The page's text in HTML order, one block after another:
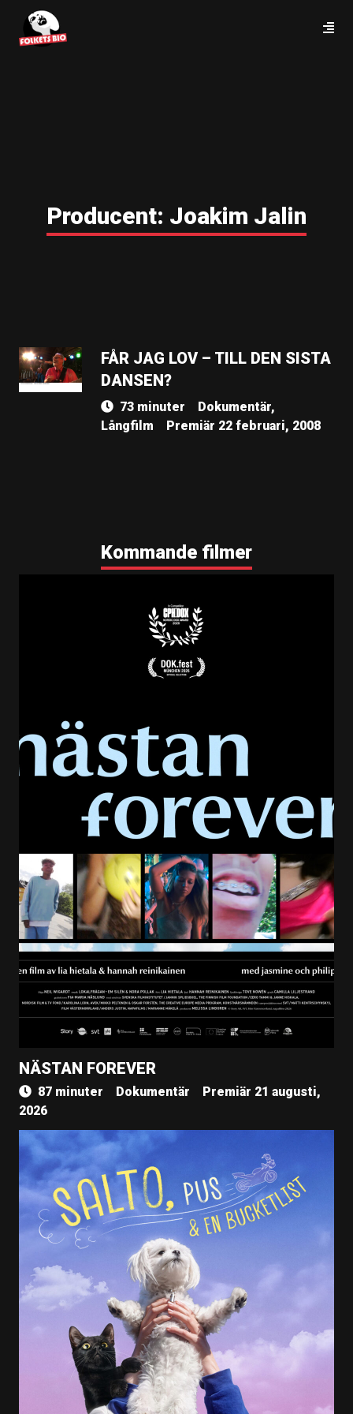
Producent: Joakim Jalin
FÅR JAG LOV – TILL DEN SISTA
DANSEN?
73 minuter
Dokumentär,
Långfilm
Premiär 22 februari, 2008
Kommande filmer
NÄSTAN FOREVER
87 minuter Dokumentär
Premiär 21 augusti,
2026